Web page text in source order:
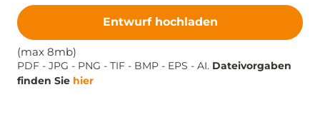
Entwurf hochladen
(max 8mb)
PDF - JPG - PNG - TIF - BMP - EPS - AI. Dateivorgaben
finden Sie hier